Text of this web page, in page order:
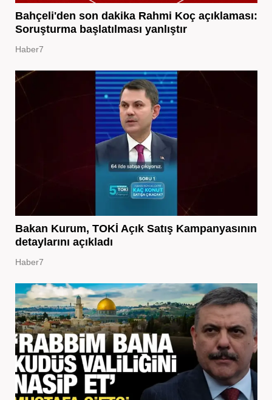
Bahçeli'den son dakika Rahmi Koç açıklaması:
Soruşturma başlatılması yanlıştır
Haber7
Bakan Kurum, TOKİ Açık Satış Kampanyasının
detaylarını açıkladı
Haber7